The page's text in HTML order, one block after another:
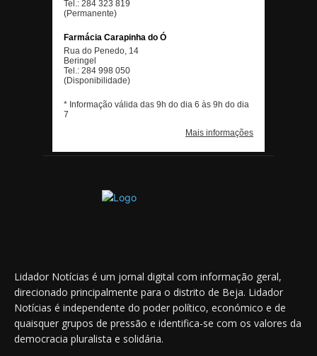
Lidador Notícias é um jornal digital com informação geral,
direcionado principalmente para o distrito de Beja. Lidador
Notícias é independente do poder político, económico e de
quaisquer grupos de pressão e identifica-se com os valores da
democracia pluralista e solidária.